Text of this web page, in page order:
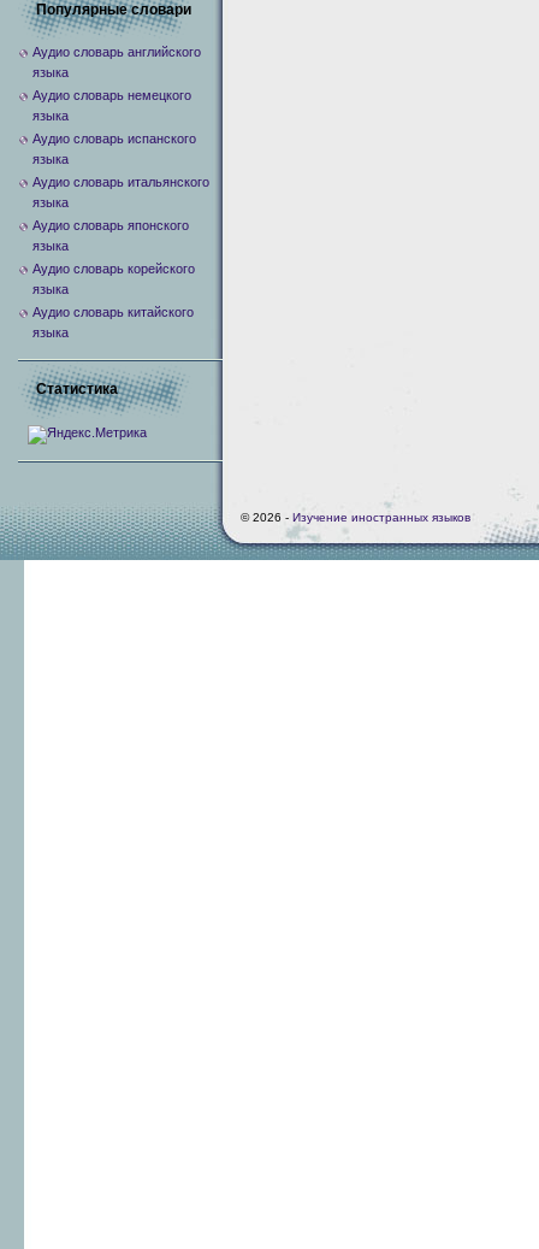
Популярные словари
Аудио словарь английского
языка
Аудио словарь немецкого
языка
Аудио словарь испанского
языка
Аудио словарь итальянского
языка
Аудио словарь японского
языка
Аудио словарь корейского
языка
Аудио словарь китайского
языка
Статистика
© 2026 - Изучение иностранных языков